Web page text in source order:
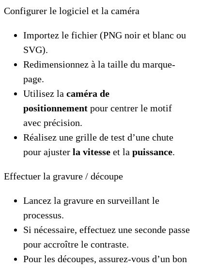
Configurer le logiciel et la caméra
Importez le fichier (PNG noir et blanc ou
SVG).
Redimensionnez à la taille du marque-
page.
Utilisez la caméra de
positionnement pour centrer le motif
avec précision.
Réalisez une grille de test d’une chute
pour ajuster la vitesse et la puissance.
Effectuer la gravure / découpe
Lancez la gravure en surveillant le
processus.
Si nécessaire, effectuez une seconde passe
pour accroître le contraste.
Pour les découpes, assurez-vous d’un bon